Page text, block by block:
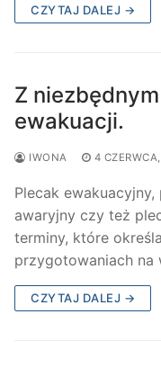
CZYTAJ DALEJ →
Z
ewakuacji.
IWONA 4
Plecak
awaryjny czy też
terminy, które
przygotowaniach
CZYTAJ DALEJ →